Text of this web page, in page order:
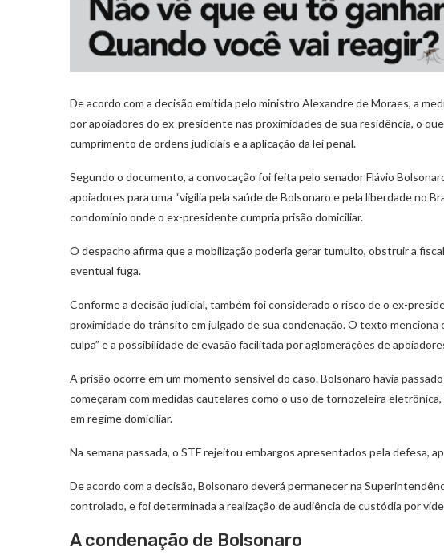
De acordo com a decisão emitida pelo ministro Alexandre de Moraes, a
por apoiadores do ex-presidente nas proximidades de sua residência, o
cumprimento de ordens judiciais e a aplicação da lei penal.
Segundo o documento, a convocação foi feita pelo senador Flávio
apoiadores para uma “vigília pela saúde de Bolsonaro e pela liberdade no
condomínio onde o ex-presidente cumpria prisão domiciliar.
O despacho afirma que a mobilização poderia gerar tumulto, obstruir a
eventual fuga.
Conforme a decisão judicial, também foi considerado o risco de o ex-
proximidade do trânsito em julgado de sua condenação. O texto
culpa” e a possibilidade de evasão facilitada por aglomerações de
A prisão ocorre em um momento sensível do caso. Bolsonaro havia
começaram com medidas cautelares como o uso de tornozeleira
em regime domiciliar.
Na semana passada, o STF rejeitou embargos apresentados pela defesa,
De acordo com a decisão, Bolsonaro deverá permanecer na
controlado, e foi determinada a realização de audiência de custódia por
A condenação de Bolsonaro